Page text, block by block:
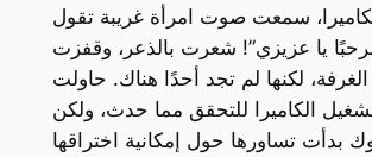
سمعت صوت امرأة غريبة تقول
يا عزيزي”! شعرت بالذعر، وقفزت
لكنها لم تجد أحدًا هناك. حاولت
تشغيل الكاميرا للتحقق مما حدث، ولكن